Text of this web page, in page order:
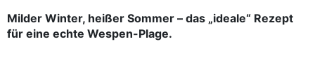
Milder Winter, heißer Sommer – das „ideale“ Rezept
für eine echte Wespen-Plage.